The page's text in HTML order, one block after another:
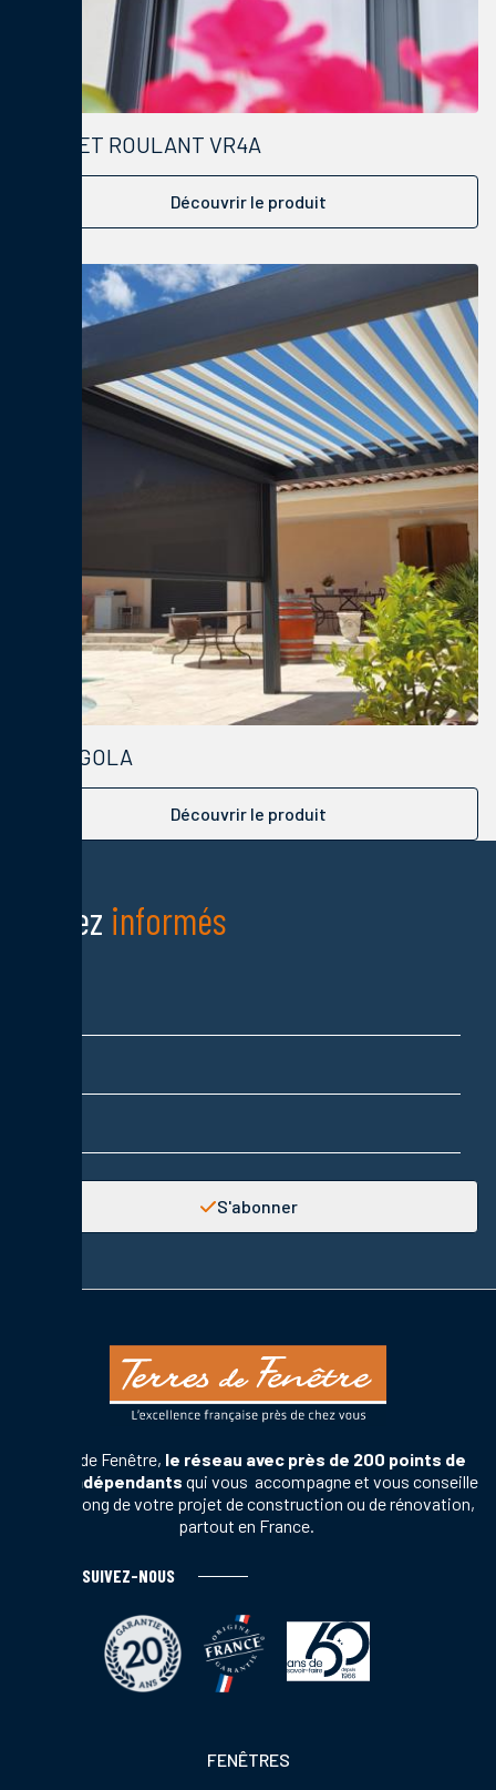
VOLET ROULANT VR4A
Découvrir le produit
PERGOLA
Découvrir le produit
Restez informés
S'abonner
Terres de Fenêtre, le réseau avec près de 200 points de
vente indépendants qui vous accompagne et vous conseille
tout au long de votre projet de construction ou de rénovation,
partout en France.
SUIVEZ-NOUS
FENÊTRES